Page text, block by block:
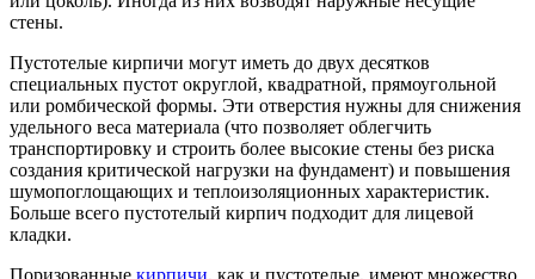
стены.
Пустотелые кирпичи могут иметь до двух десятков
специальных пустот округлой, квадратной, прямоугольной
или ромбической формы. Эти отверстия нужны для снижения
удельного веса материала (что позволяет облегчить
транспортировку и строить более высокие стены без риска
создания критической нагрузки на фундамент) и повышения
шумопоглощающих и теплоизоляционных характеристик.
Больше всего пустотелый кирпич подходит для лицевой
кладки.
Поризованные кирпичи, как и пустотелые, имеют множество